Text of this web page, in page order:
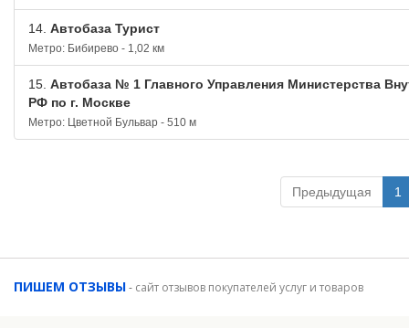
14. Автобаза Турист
Метро: Бибирево - 1,02 км
15. Автобаза № 1 Главного Управления Министерства
РФ по г. Москве
Метро: Цветной Бульвар - 510 м
Предыдущая 1
ПИШЕМ ОТЗЫВЫ- сайт отзывов покупателей услуг и товаров